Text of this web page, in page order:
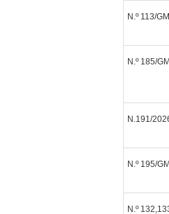
N.º 113/
N.º 185/
N.191/
N.º 195/
N.º